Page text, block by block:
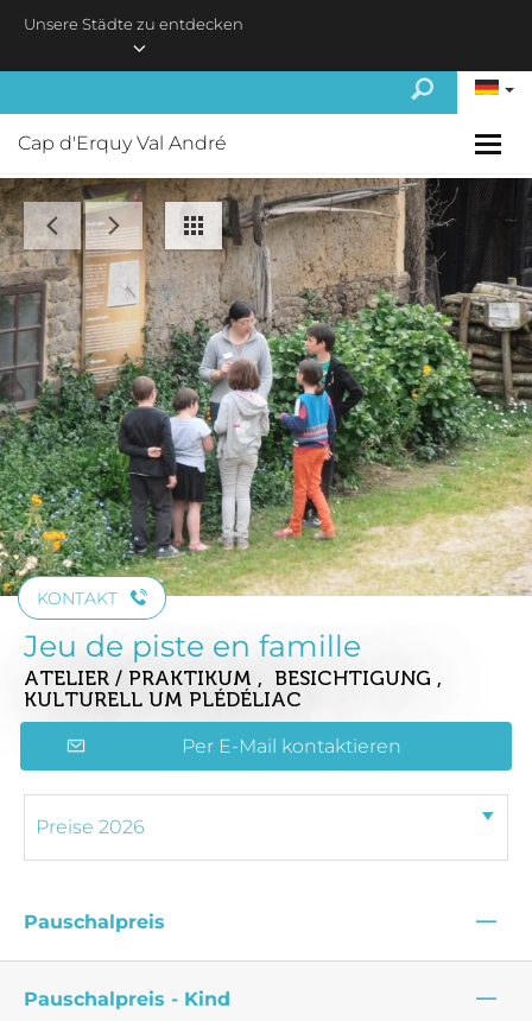
Unsere Städte zu entdecken
Cap d'Erquy Val André
KONTAKT
Jeu de piste en famille
ATELIER / PRAKTIKUM , BESICHTIGUNG ,
KULTURELL UM PLÉDÉLIAC
Per E-Mail kontaktieren
Pauschalpreis —
Pauschalpreis - Kind —